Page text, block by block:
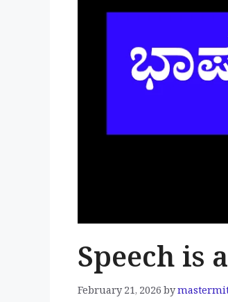
Speech is
February 21, 2026by